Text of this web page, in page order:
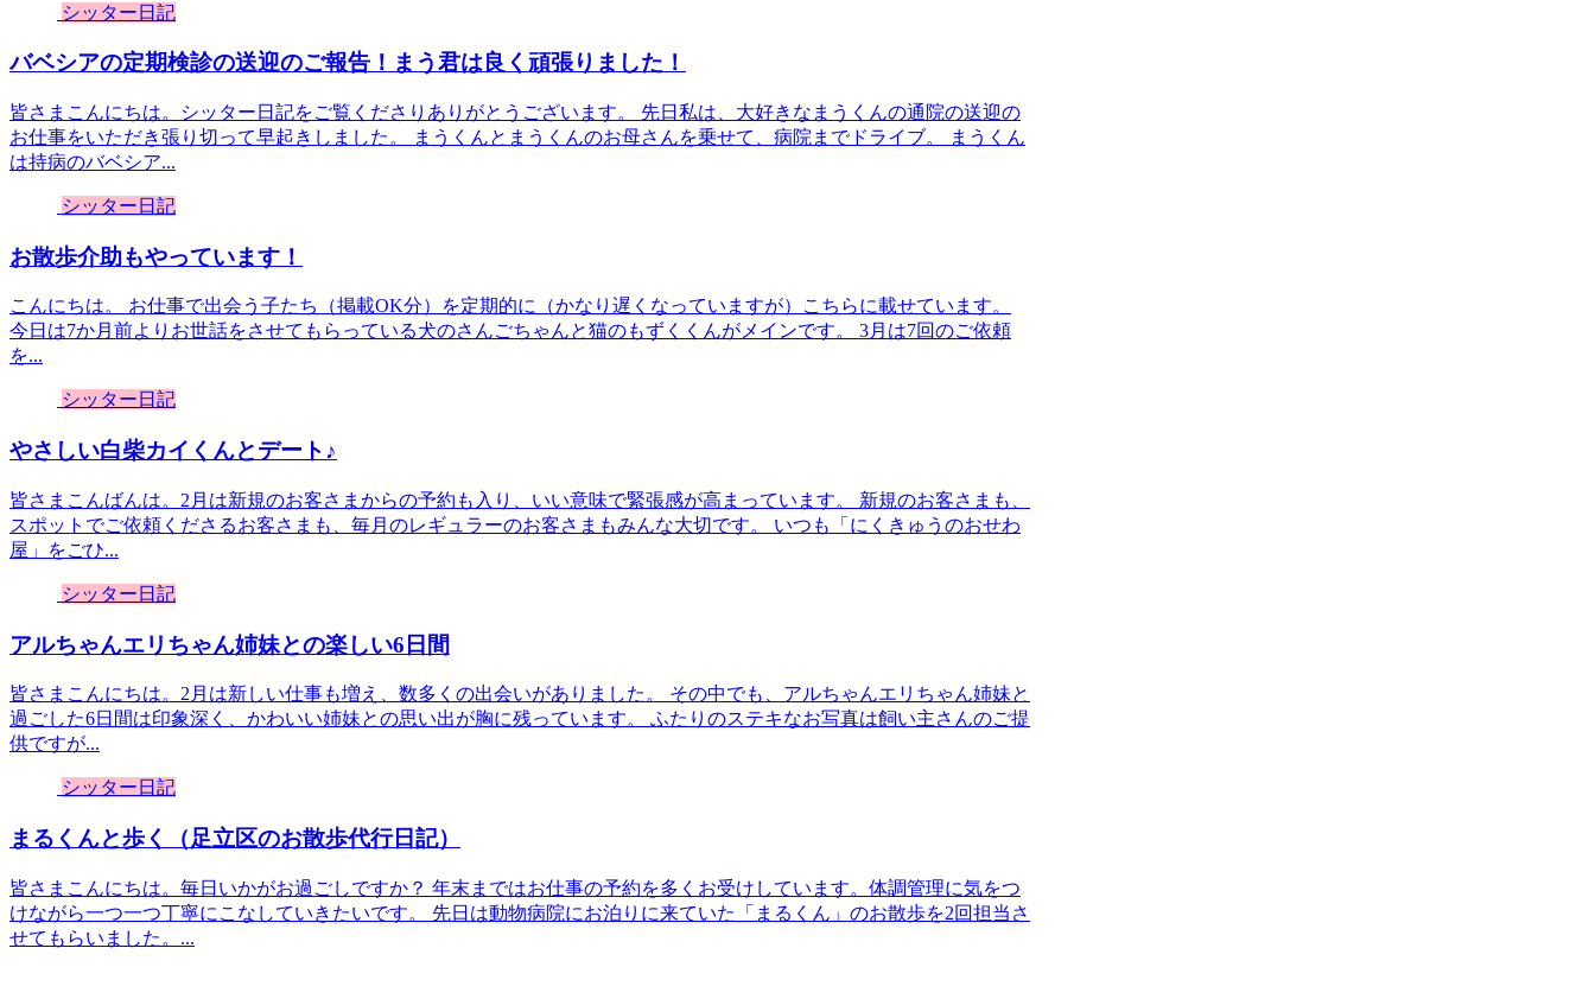
シッター日記
バベシアの定期検診の送迎のご報告！まう君は良く頑張りました！
皆さまこんにちは。シッター日記をご覧くださりありがとうございます。 先日私は、大好きなまうくんの通院の送迎の
お仕事をいただき張り切って早起きしました。 まうくんとまうくんのお母さんを乗せて、病院までドライブ。 まうくん
は持病のバベシア...
シッター日記
お散歩介助もやっています！
こんにちは。 お仕事で出会う子たち（掲載OK分）を定期的に（かなり遅くなっていますが）こちらに載せています。
今日は7か月前よりお世話をさせてもらっている犬のさんごちゃんと猫のもずくくんがメインです。 3月は7回のご依頼
を...
シッター日記
やさしい白柴カイくんとデート♪
皆さまこんばんは。2月は新規のお客さまからの予約も入り、いい意味で緊張感が高まっています。 新規のお客さまも、
スポットでご依頼くださるお客さまも、毎月のレギュラーのお客さまもみんな大切です。 いつも「にくきゅうのおせわ
屋」をごひ...
シッター日記
アルちゃんエリちゃん姉妹との楽しい6日間
皆さまこんにちは。2月は新しい仕事も増え、数多くの出会いがありました。 その中でも、アルちゃんエリちゃん姉妹と
過ごした6日間は印象深く、かわいい姉妹との思い出が胸に残っています。 ふたりのステキなお写真は飼い主さんのご提
供ですが...
シッター日記
まるくんと歩く（足立区のお散歩代行日記）
皆さまこんにちは。毎日いかがお過ごしですか？ 年末まではお仕事の予約を多くお受けしています。体調管理に気をつ
けながら一つ一つ丁寧にこなしていきたいです。 先日は動物病院にお泊りに来ていた「まるくん」のお散歩を2回担当さ
せてもらいました。...